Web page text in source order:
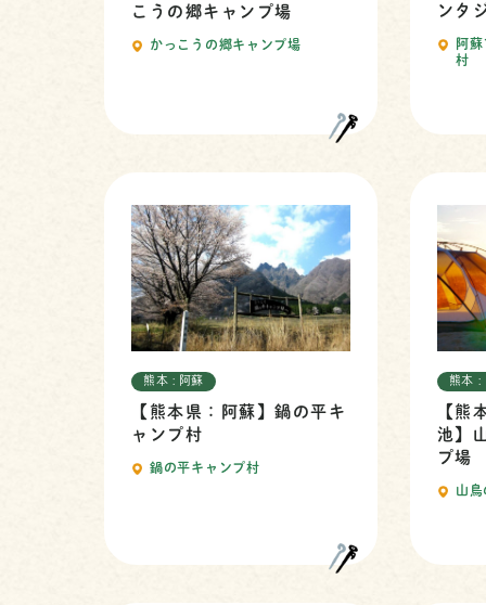
こうの郷キャンプ場
かっこうの郷キャンプ場
ンタ
阿
村
熊本 : 阿蘇
【熊本県：阿蘇】鍋の平キ
ャンプ村
鍋の平キャンプ村
熊本 :
【熊
池】
プ場
山